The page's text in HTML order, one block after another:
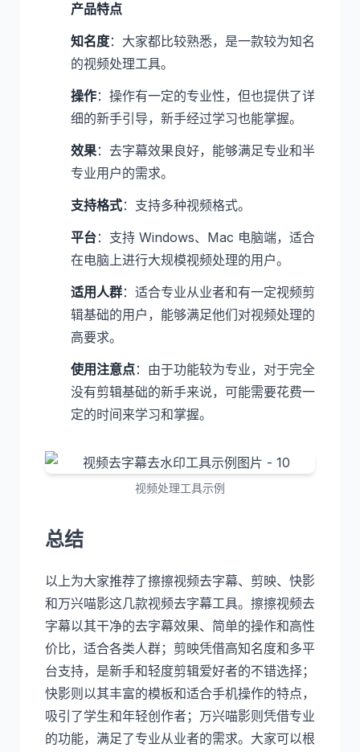
产品特点
知名度：大家都比较熟悉，是一款较为知名
的视频处理工具。
操作：操作有一定的专业性，但也提供了详
细的新手引导，新手经过学习也能掌握。
效果：去字幕效果良好，能够满足专业和半
专业用户的需求。
支持格式：支持多种视频格式。
平台：支持 Windows、Mac 电脑端，适合
在电脑上进行大规模视频处理的用户。
适用人群：适合专业从业者和有一定视频剪
辑基础的用户，能够满足他们对视频处理的
高要求。
使用注意点：由于功能较为专业，对于完全
没有剪辑基础的新手来说，可能需要花费一
定的时间来学习和掌握。
视频处理工具示例
总结
以上为大家推荐了擦擦视频去字幕、剪映、快影
和万兴喵影这几款视频去字幕工具。擦擦视频去
字幕以其干净的去字幕效果、简单的操作和高性
价比，适合各类人群；剪映凭借高知名度和多平
台支持，是新手和轻度剪辑爱好者的不错选择；
快影则以其丰富的模板和适合手机操作的特点，
吸引了学生和年轻创作者；万兴喵影则凭借专业
的功能，满足了专业从业者的需求。大家可以根